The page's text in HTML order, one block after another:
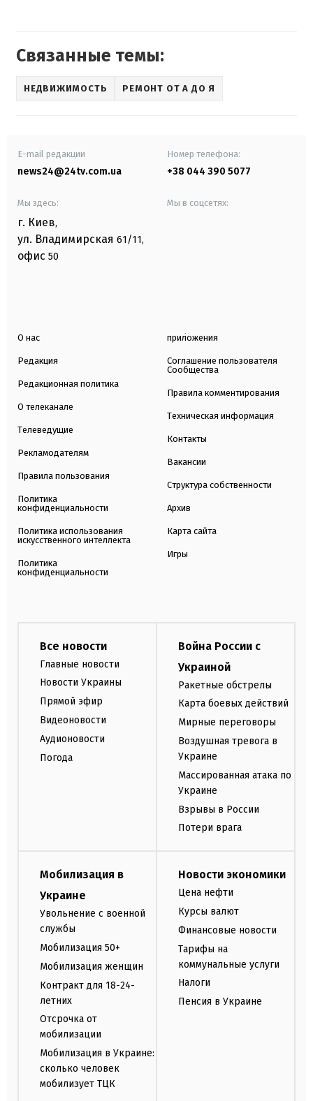
Связанные темы:
НЕДВИЖИМОСТЬ РЕМОНТ ОТ А ДО Я
E-mail редакции
news24@24tv.com.ua
Номер телефона:
+38 044 390 5077
Мы здесь:
г. Киев,
ул. Владимирская 61/11,
офис 50
Мы в соцсетях:
О нас
Редакция
Редакционная политика
О телеканале
Телеведущие
Рекламодателям
Правила пользования
Политика
конфиденциальности
Политика использования
искусственного интеллекта
Политика
конфиденциальности
приложения
Соглашение пользователя
Сообщества
Правила комментирования
Техническая информация
Контакты
Вакансии
Структура собственности
Архив
Карта сайта
Игры
Все новости
Главные новости
Новости Украины
Прямой эфир
Видеоновости
Аудионовости
Погода
Война России с
Украиной
Ракетные обстрелы
Карта боевых действий
Мирные переговоры
Воздушная тревога в
Украине
Массированная атака по
Украине
Взрывы в России
Потери врага
Мобилизация в
Украине
Увольнение с военной
службы
Мобилизация 50+
Мобилизация женщин
Контракт для 18-24-
летних
Отсрочка от
мобилизации
Мобилизация в Украине:
сколько человек
мобилизует ТЦК
Новости экономики
Цена нефти
Курсы валют
Финансовые новости
Тарифы на
коммунальные услуги
Налоги
Пенсия в Украине